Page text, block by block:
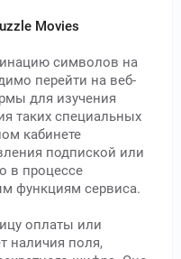
Movies
символов на
перейти на веб-
для изучения
таких специальных
кабинете
подпиской или
в процессе
функциям сервиса.
оплаты или
наличия поля,